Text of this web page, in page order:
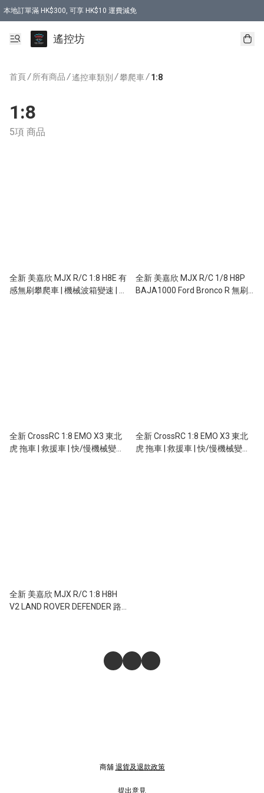
本地訂單滿 HK$300, 可享 HK$10 運費減免
購買 7.6V 6500mah 70C 電池 送 7.6V USB充電器
遙控坊
首頁/ 所有商品 /遙控車類別 /攀爬車/ 1:8
1:8
5項 商品
全新 美嘉欣 MJX R/C 1:8 H8E 有
感無刷攀爬車 | 機械波箱變速 | 前
全新 美嘉欣 MJX R/C 1/8 H8P
BAJA1000 Ford Bronco R 無刷
全新 CrossRC 1:8 EMO X3 東北
虎 拖車 | 救援車 | 快/慢機械變速
全新 CrossRC 1:8 EMO X3 東北
虎 拖車 | 救援車 | 快/慢機械變速
全新 美嘉欣 MJX R/C 1:8 H8H
V2 LAND ROVER DEFENDER 路
商舖 退貨及退款政策
提出意見